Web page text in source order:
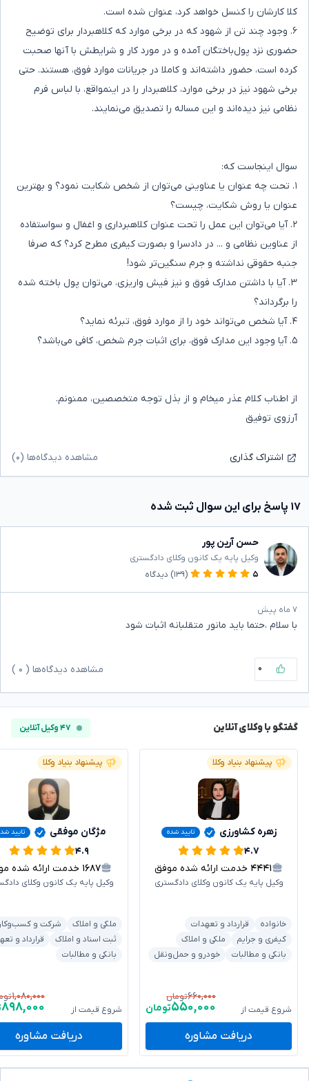
کلا کارشان را کنسل خواهد کرد، عنوان شده است.
۶. وجود چند تن از شهود که در برخی موارد که کلاهبردار برای توضیح
حضوری نزد پول‌باختگان آمده و در مورد کار و شرایطش با آنها صحبت
کرده است، حضور داشته‌اند و کاملا در جریانات موارد فوق، هستند. حتی
برخی شهود نیز در برخی موارد، کلاهبردار را در اینمواقع، با لباس فرم
نظامی نیز دیده‌اند و این مساله را تصدیق می‌نمایند.
سوال اینجاست که:
۱. تحت چه عنوان یا عناوینی می‌توان از شخص شکایت نمود؟ و بهترین
عنوان یا روش شکایت، چیست؟
۲. آیا می‌توان این عمل را تحت عنوان کلاهبرداری و اغفال و سواستفاده
از عناوین نظامی و ... در دادسرا و بصورت کیفری مطرح کرد؟ که صرفا
جنبه حقوقی نداشته و جرم سنگین‌تر شود!
۳. آیا با داشتن مدارک فوق و نیز فیش واریزی، می‌توان پول باخته شده
را برگرداند؟
۴. آیا شخص می‌تواند خود را از موارد فوق، تبرئه نماید؟
۵. آیا وجود این مدارک فوق، برای اثبات جرم شخص، کافی می‌باشد؟
از اطناب کلام عذر میخام و از بذل توجه متخصصین، ممنونم.
آرزوی توفیق
اشتراک گذاری مشاهده دیدگاه‌ها (۰)
۱۷ پاسخ برای این سوال ثبت شده
حسن آرین پور
وکیل پایه یک کانون وکلای دادگستری
۵
(۱۳۹) دیدگاه
۷ ماه پیش
با سلام ،حتما باید مانور متقلبانه اثبات شود
۰ مشاهده دیدگاه‌ها ( ۰
گفتگو با وکلای آنلاین ۴۷ وکیل آنلاین
پیشنهاد بنیاد وکلا
زهره کشاورزی تایید شده
۴.۷
۴۴۴۱ خدمت ارائه شده موفق
وکیل پایه یک کانون وکلای دادگستری
خانواده
قرارداد و تعهدات
کیفری و جرایم
ملکی و املاک
بانکی و مطالبات
خودرو و حمل‌ونقل
شروع قیمت از
۶۶۰,۰۰۰تومان
۵۵۰,۰۰۰تومان
دریافت مشاوره
پیشنهاد بنیاد وکلا
مژگان موفقی تایید
۴.۹
۱۶۸۷ خدمت ارائه شده موفق
وکیل پایه یک کانون وکلای
ملکی و املاک
شرکت و
ثبت اسناد و املاک
قرارداد و
بانکی و مطالبات
شروع قیمت از
۱,۰۸۰,۰۰۰
۸۹۸,۰۰۰
دریافت مشاوره